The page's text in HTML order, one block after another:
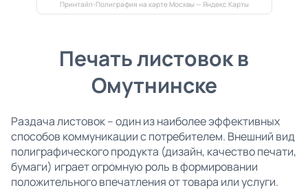
Принтайп-Полиграфия на карте Москвы — Яндекс Карты
Печать листовок в
Омутнинске
Раздача листовок – один из наиболее эффективных
способов коммуникации с потребителем. Внешний вид
полиграфического продукта (дизайн, качество печати,
бумаги) играет огромную роль в формировании
положительного впечатления от товара или услуги.